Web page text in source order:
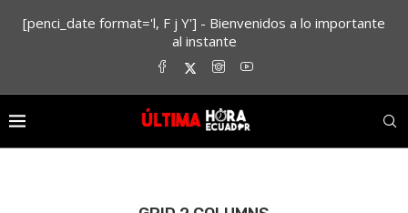
[penci_date format='l, F j Y'] - Bienvenidos a lo importante
al instante